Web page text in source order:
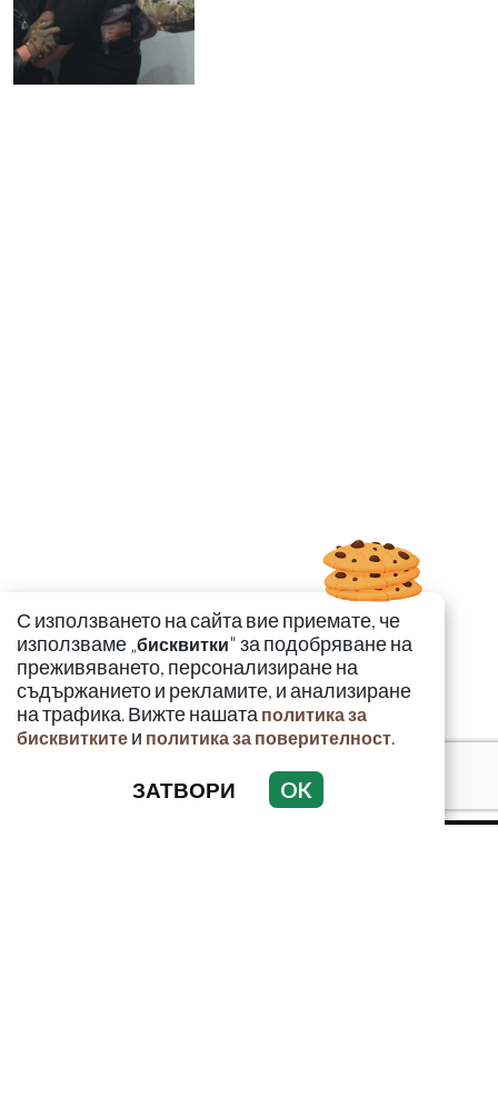
С използването на сайта вие приемате, че
използваме „бисквитки" за подобряване на
преживяването, персонализиране на
съдържанието и рекламите, и анализиране
на трафика. Вижте нашата политика за
бисквитките и политика за поверителност.
ЗАТВОРИ OK